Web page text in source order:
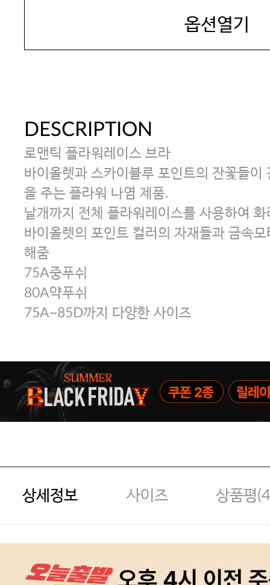
옵션열기
DESCRIPTION
로맨틱 플라워레이스 브라
바이올렛과 스카이블루 포인트의 잔꽃들이
을 주는 플라워 나염 제품.
날개까지 전체 플라워레이스를 사용하여
바이올렛의 포인트 컬러의 자재들과 금속
해줌
75A중푸쉬
80A약푸쉬
75A~85D까지 다양한 사이즈
상세정보 사이즈 상품평(4